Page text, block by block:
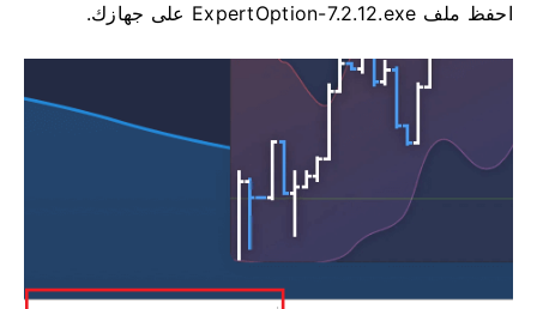
احفظ ملف ExpertOption-7.2.12.exe على جهازك.